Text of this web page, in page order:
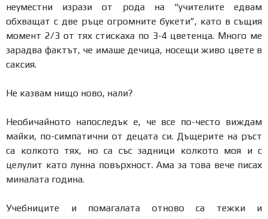
неуместни изрази от рода на “учителите едвам
обхващат с две ръце огромните букети”, като в същия
момент 2/3 от тях стискаха по 3-4 цветенца. Много ме
зарадва фактът, че имаше дечица, носещи живо цвете в
саксия.
Не казвам нищо ново, нали?
Необичайното напоследък е, че все по-често виждам
майки, по-симпатични от децата си. Дъщерите на ръст
са колкото тях, но са със задници колкото моя и с
целулит като лунна повърхност. Ама за това вече писах
миналата година.
Учебниците и помагалата отново са тежки и